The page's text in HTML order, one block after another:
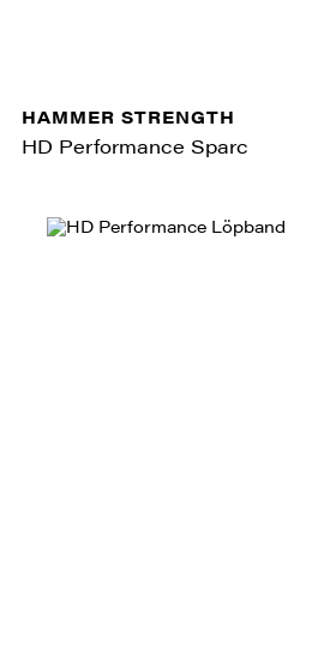
HAMMER STRENGTH
HD Performance Sparc